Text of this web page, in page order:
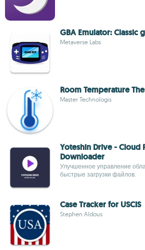
GBA Emulator: Classic
Metaverse Labs
Room Temperature
Master Technologis
Yoteshin Drive - Cloud
Downloader
Улучшенное управление
быстрые загрузки файлов.
Case Tracker for USCIS
Stephen Aldous